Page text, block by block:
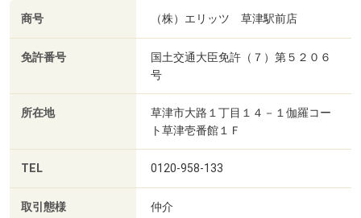
商号 （株）エリッツ 草津駅前店
免許番号
国土交通大臣免許（７）第５２０６
号
所在地
草津市大路１丁目１４－１伽羅コー
ト草津壱番館１Ｆ
TEL 0120-958-133
取引態様 仲介